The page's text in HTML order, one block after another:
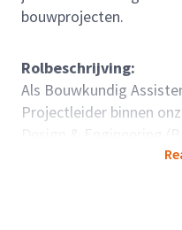
bouwprojecten.
Rolbeschrijving:
Als Bouwkundig
Projectleider binnen
Design & Engineering
projectleider in alle